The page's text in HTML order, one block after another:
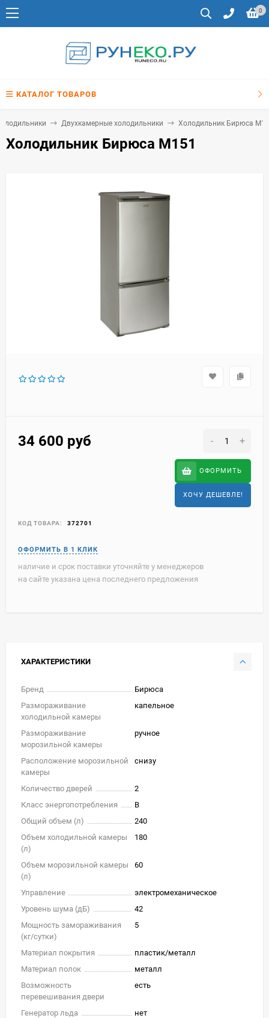
0
КАТАЛОГ ТОВАРОВ
Двухкамерные холодильники Холодильник Бирюса
Холодильник Бирюса M151
34 600 руб - +
ОФОРМИТЬ
ХОЧУ ДЕШЕВЛЕ!
КОД ТОВАРА: 372701
наличие и срок поставки уточняйте у менеджеров
на сайте указана цена последнего предложения
ХАРАКТЕРИСТИКИ
Бренд
Бирюса
Размораживание
холодильной камеры
капельное
Размораживание
морозильной камеры
ручное
Расположение морозильной
камеры
снизу
Количество дверей
2
Класс энергопотребления
B
Общий объем (л)
240
Объем холодильной камеры
(л)
180
Объем морозильной камеры
(л)
60
Управление
электромеханическое
Уровень шума (дБ)
42
Мощность замораживания
(кг/cутки)
5
Материал покрытия
пластик/металл
Материал полок
металл
Возможность
перевешивания двери
есть
Генератор льда
нет